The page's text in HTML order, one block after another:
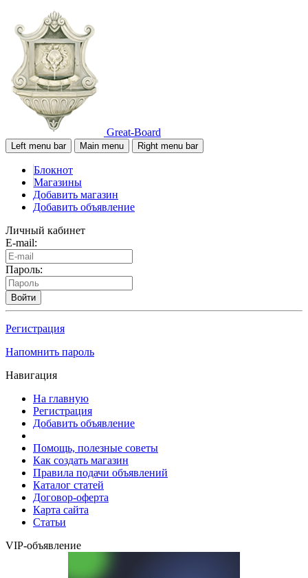
Great-Board
Left menu bar Main menu Right menu bar
Блокнот
Магазины
Добавить магазин
Добавить объявление
Личный кабинет
E-mail:
Пароль:
Войти
Регистрация
Напомнить пароль
Навигация
На главную
Регистрация
Добавить объявление
Помощь, полезные советы
Как создать магазин
Правила подачи объявлений
Каталог статей
Договор-оферта
Карта сайта
Статьи
VIP-объявление